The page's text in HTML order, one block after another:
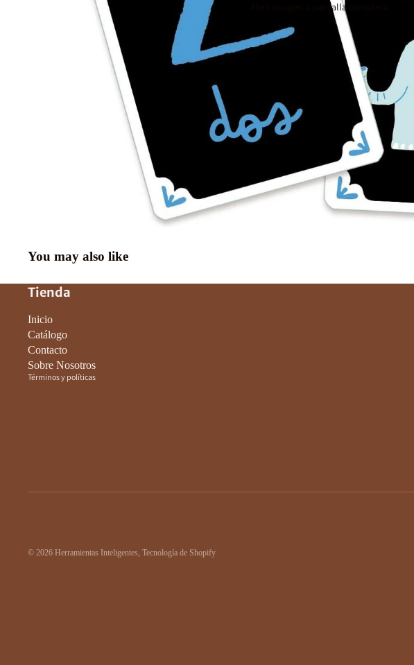
Abrir imagen a pantalla completa
You may also like
Tienda
Inicio
Catálogo
Contacto
Sobre Nosotros
Términos y políticas
Política de reembolso
Términos del servicio
Política de envío
Información de contacto
© 2026 Herramientas Inteligentes Tecnología de Shopify